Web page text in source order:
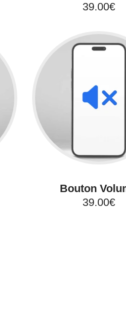
39.00€
Bouton
39.00€